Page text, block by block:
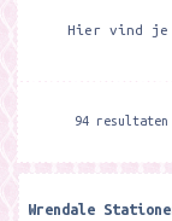
Hier vind je
94 resultaten
Wrendale